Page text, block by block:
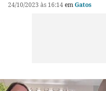
24/10/2023 às 16:14emGatos